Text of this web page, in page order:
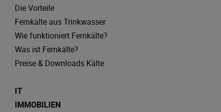
Die Vorteile
Fernkälte aus Trinkwasser
Wie funktioniert Fernkälte?
Was ist Fernkälte?
Preise & Downloads Kälte
IT
IMMOBILIEN